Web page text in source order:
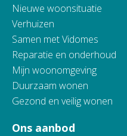
Nieuwe woonsituatie
Verhuizen
Samen met Vidomes
Reparatie en onderhoud
Mijn woonomgeving
Duurzaam wonen
Gezond en veilig wonen
Ons aanbod